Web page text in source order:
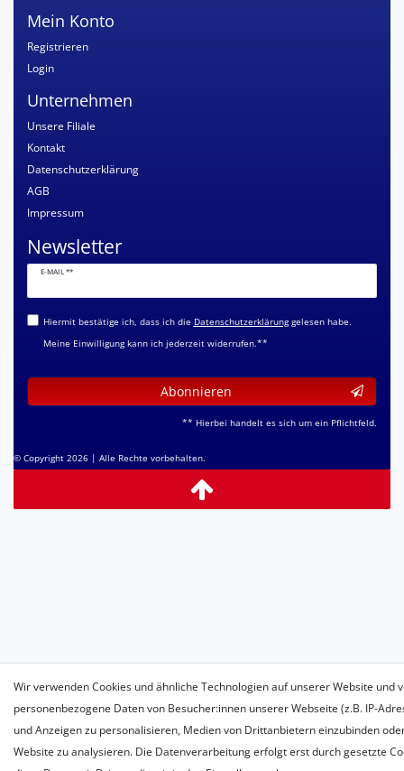
Mein Konto
Registrieren
Login
Unternehmen
Unsere Filiale
Kontakt
Datenschutzerklärung
AGB
Impressum
Newsletter
E-MAIL **
Newsletter
Honig
Hiermit bestätige ich, dass ich die Daten­schutz­erklärunggelesen habe.
Meine Einwilligung kann ich jederzeit widerrufen.**
Abonnieren
** Hierbei handelt es sich um ein Pflichtfeld.
© Copyright 2026 | Alle Rechte vorbehalten.
Wir verwenden Cookies und ähnliche Technologien auf unserer Website und
personenbezogene Daten von Besucher:innen unserer Webseite (z.B. IP-
und Anzeigen zu personalisieren, Medien von Drittanbietern einzubinden
Website zu analysieren. Die Datenverarbeitung erfolgt erst durch gesetzte